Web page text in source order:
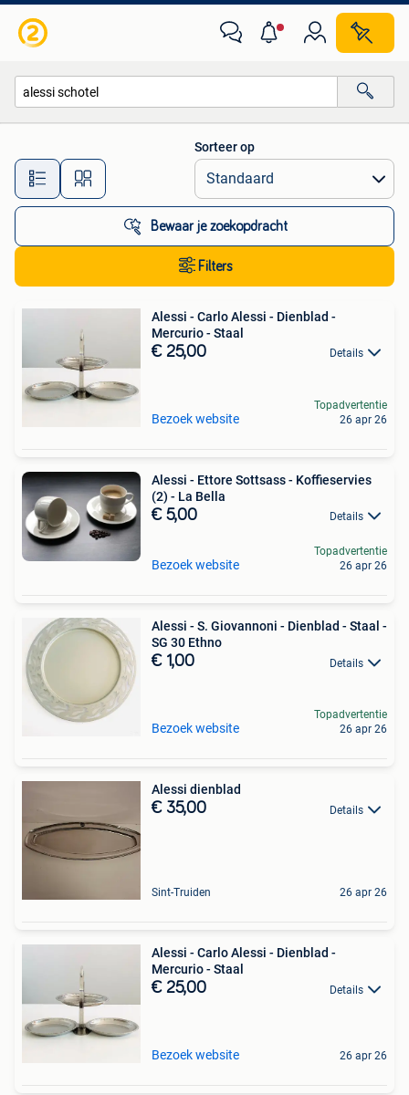
Alle afstanden…
Sorteer op
Bewaar je zoekopdracht
Filters
Alessi - Carlo Alessi - Dienblad -
Mercurio - Staal
€ 25,00 Details
Bezoek website
Topadvertentie
26 apr 26
Alessi - Ettore Sottsass - Koffieservies
(2) - La Bella
€ 5,00 Details
Bezoek website
Topadvertentie
26 apr 26
Alessi - S. Giovannoni - Dienblad - Staal -
SG 30 Ethno
€ 1,00 Details
Bezoek website
Topadvertentie
26 apr 26
Alessi dienblad
€ 35,00 Details
Sint-Truiden 26 apr 26
Alessi - Carlo Alessi - Dienblad -
Mercurio - Staal
€ 25,00 Details
Bezoek website 26 apr 26